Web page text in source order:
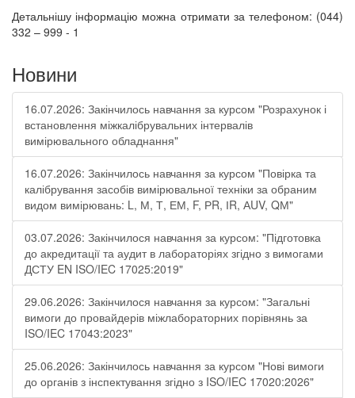
Детальнішу інформацію можна отримати за телефоном: (044)
332 – 999 - 1
Новини
16.07.2026: Закінчилось навчання за курсом "Розрахунок і
встановлення міжкалібрувальних інтервалів
вимірювального обладнання"
16.07.2026: Закінчилось навчання за курсом "Повірка та
калібрування засобів вимірювальної техніки за обраним
видом вимірювань: L, М, Т, ЕМ, F, РR, ІR, АUV, QМ"
03.07.2026: Закінчилося навчання за курсом: "Підготовка
до акредитації та аудит в лабораторіях згідно з вимогами
ДСТУ EN ISO/IEC 17025:2019"
29.06.2026: Закінчилося навчання за курсом: "Загальні
вимоги до провайдерів міжлабораторних порівнянь за
ISO/IEC 17043:2023"
25.06.2026: Закінчилось навчання за курсом "Нові вимоги
до органів з інспектування згідно з ISO/IEC 17020:2026"